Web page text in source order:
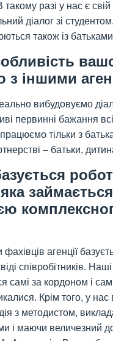
разі у нас є
діалог зі
також із
з іншими
вибудовуємо
первинні бажання
тільки з
– батьки,
займається
агенції
співробітників.
самі за кордоном і
Крім того, у нас
з методистом,
і маючи величезний